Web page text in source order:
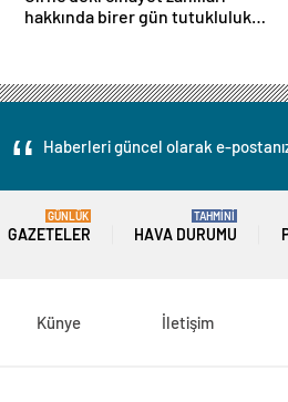
hakkında birer gün tutukluluk
Haberleri güncel olarak e-
GAZETELER
GÜNLÜK
HAVA DURUMU
TAHMİNİ
Künye İletişim